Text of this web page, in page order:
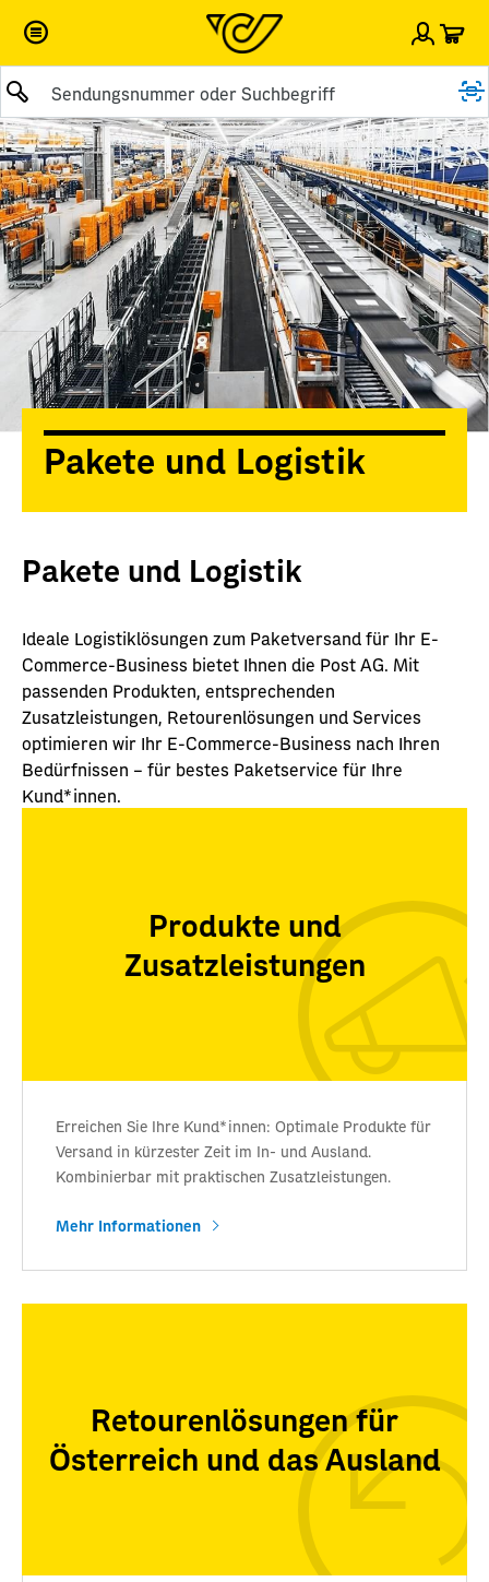
Suche abschicken
Pakete und Logistik
Pakete und Logistik
Ideale Logistiklösungen zum Paketversand für Ihr E-
Commerce-Business bietet Ihnen die Post AG. Mit
passenden Produkten, entsprechenden
Zusatzleistungen, Retourenlösungen und Services
optimieren wir Ihr E-Commerce-Business nach Ihren
Bedürfnissen – für bestes Paketservice für Ihre
Kund*innen.
Produkte und
Zusatzleistungen
Erreichen Sie Ihre Kund*innen: Optimale Produkte für
Versand in kürzester Zeit im In- und Ausland.
Kombinierbar mit praktischen Zusatzleistungen.
Mehr Informationen
Retourenlösungen für
Österreich und das Ausland